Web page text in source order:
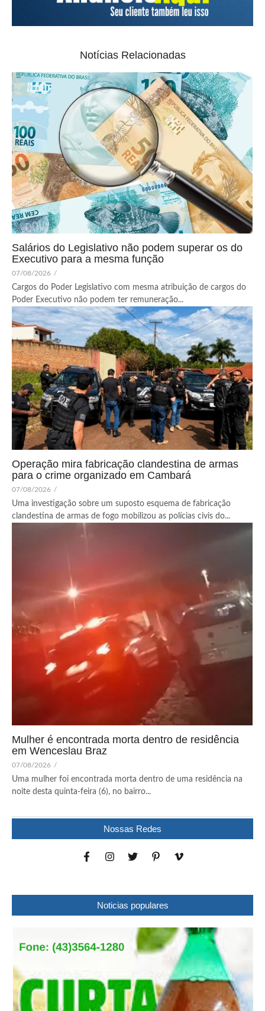
Notícias Relacionadas
Salários do Legislativo não podem superar os do
Executivo para a mesma função
07/08/2026 /
Cargos do Poder Legislativo com mesma atribuição de cargos do
Poder Executivo não podem ter remuneração...
Operação mira fabricação clandestina de armas
para o crime organizado em Cambará
07/08/2026 /
Uma investigação sobre um suposto esquema de fabricação
clandestina de armas de fogo mobilizou as polícias civis do...
Mulher é encontrada morta dentro de residência
em Wenceslau Braz
07/08/2026 /
Uma mulher foi encontrada morta dentro de uma residência na
noite desta quinta-feira (6), no bairro...
Nossas Redes
Noticias populares